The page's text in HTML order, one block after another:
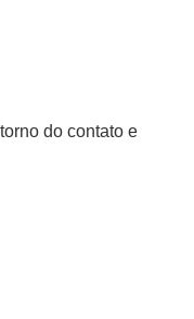
do contato e